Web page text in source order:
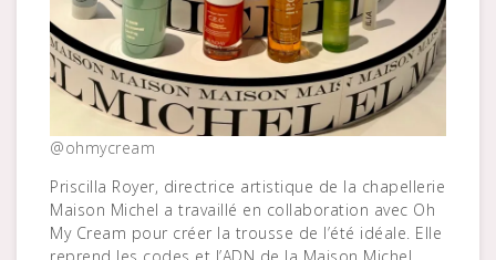
@ohmycream
Priscilla Royer, directrice artistique de la chapellerie
Maison Michel a travaillé en collaboration avec Oh
My Cream pour créer la trousse de l’été idéale. Elle